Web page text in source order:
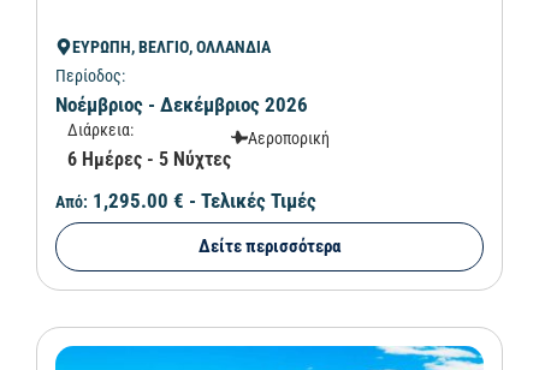
ΕΥΡΩΠΗ, ΒΕΛΓΙΟ, ΟΛΛΑΝΔΙΑ
Περίοδος:
Νοέμβριος - Δεκέμβριος 2026
Διάρκεια:
6 Ημέρες - 5 Νύχτες
Αεροπορική
Από: 1,295.00 € - Τελικές Τιμές
Δείτε περισσότερα